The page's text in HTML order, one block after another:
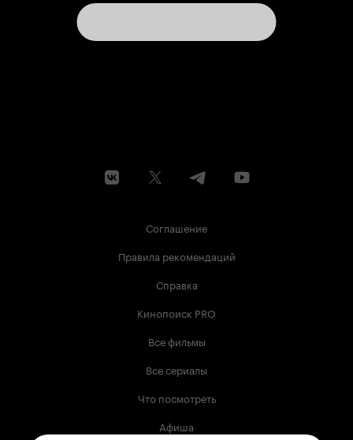
Соглашение
Правила рекомендаций
Справка
Кинопоиск PRO
Все фильмы
Все сериалы
Что посмотреть
Афиша